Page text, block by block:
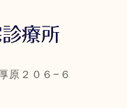
原２０６−６